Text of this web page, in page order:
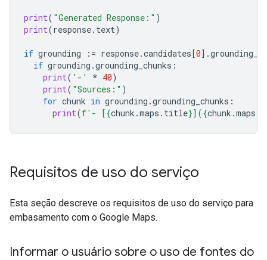
print( "Generated Response:" )
print(response. text)
if grounding := response.candidates[0] .
if grounding .grounding_chunks :
print( '-' * 40)
print( "Sources:" )
for chunk in grounding .grounding_chunks :
print(f'- [{chunk .maps . title}]({chunk .maps
Requisitos de uso do serviço
Esta seção descreve os requisitos de uso do serviço para
embasamento com o Google Maps.
Informar o usuário sobre o uso de fontes do